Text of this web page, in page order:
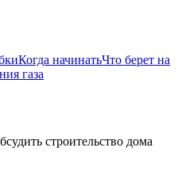
Когда начинатьЧто берет на
газа
строительство дома